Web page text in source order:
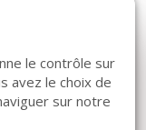
le contrôle sur
avez le choix de
sur notre